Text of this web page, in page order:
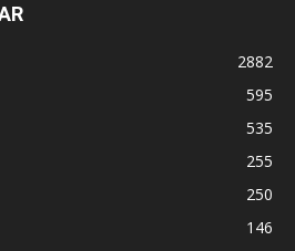
2882
595
535
255
250
146